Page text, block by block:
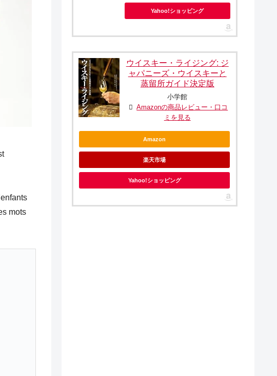
mots
Yahoo!ショッピング
ウイスキー・ライジング: ジ
ャパニーズ・ウイスキーと
蒸留所ガイド決定版
小学館
Amazonの商品レビュー・口コ
ミを見る
Amazon
楽天市場
Yahoo!ショッピング